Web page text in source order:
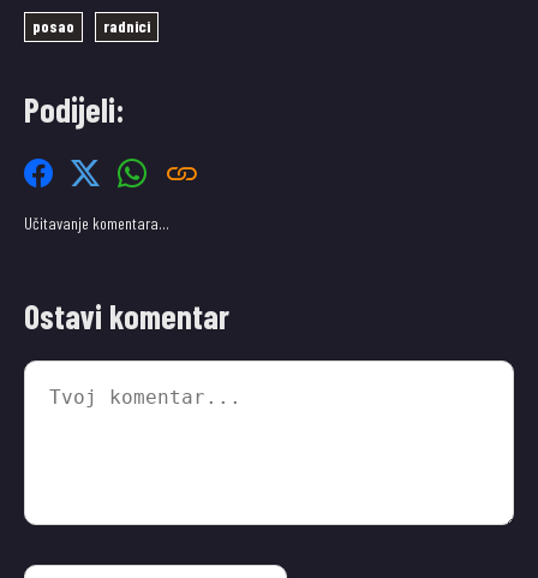
posao radnici
Podijeli:
Učitavanje komentara…
Ostavi komentar